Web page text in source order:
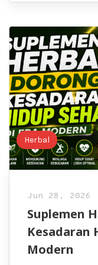
Herbal
Jun 28, 2026
Suplemen
Kesadaran
Modern